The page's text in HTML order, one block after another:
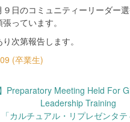
９日のコミュニティーリーダー
っています。
次第報告します。
(卒業生)
Preparatory Meeting Held For
Leadership Training
「カルチュアル・リプレゼンタ